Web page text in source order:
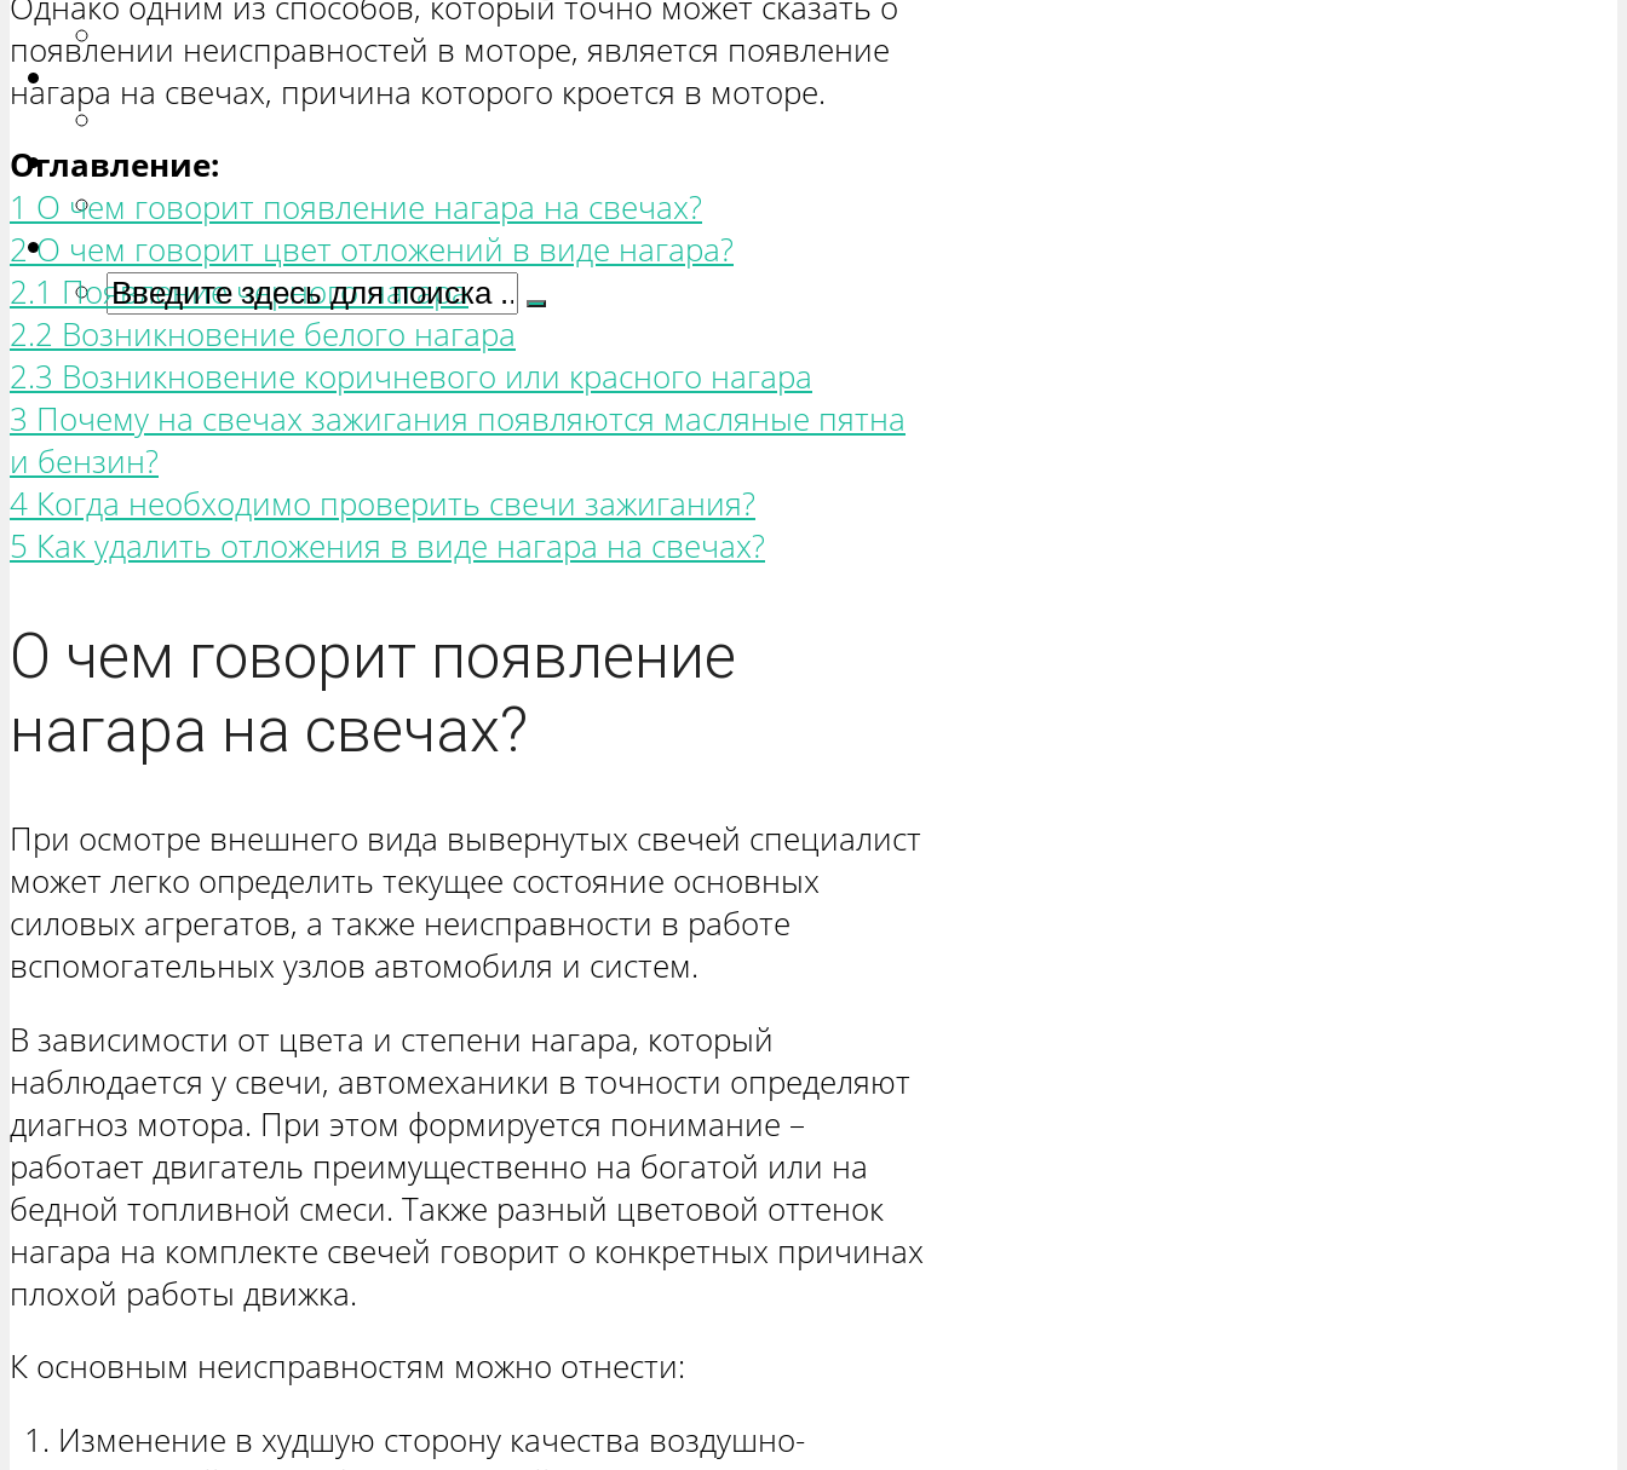
РЕМОНТ ВАЗ 2190 «ГРАНТА»
Ока
РЕМОНТ ВАЗ 1111 «ОКА»
Ларгус
РЕМОНТ ЛАДА ЛАРГУС
появлении неисправностей в моторе, является появление
нагара на свечах, причина которого кроется в моторе.
Оглавление:
1 О чем говорит появление нагара на свечах?
2 О чем говорит цвет отложений в виде нагара?
2.1 Появление черного нагара
2.2 Возникновение белого нагара
2.3 Возникновение коричневого или красного нагара
3 Почему на свечах зажигания появляются масляные пятна
и бензин?
4 Когда необходимо проверить свечи зажигания?
5 Как удалить отложения в виде нагара на свечах?
О чем говорит появление
нагара на свечах?
При осмотре внешнего вида вывернутых свечей специалист
может легко определить текущее состояние основных
силовых агрегатов, а также неисправности в работе
вспомогательных узлов автомобиля и систем.
В зависимости от цвета и степени нагара, который
наблюдается у свечи, автомеханики в точности определяют
диагноз мотора. При этом формируется понимание –
работает двигатель преимущественно на богатой или на
бедной топливной смеси. Также разный цветовой оттенок
нагара на комплекте свечей говорит о конкретных причинах
плохой работы движка.
К основным неисправностям можно отнести:
Изменение в худшую сторону качества воздушно-